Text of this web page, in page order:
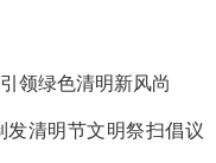
领绿色清明新风尚
清明节文明祭扫倡议